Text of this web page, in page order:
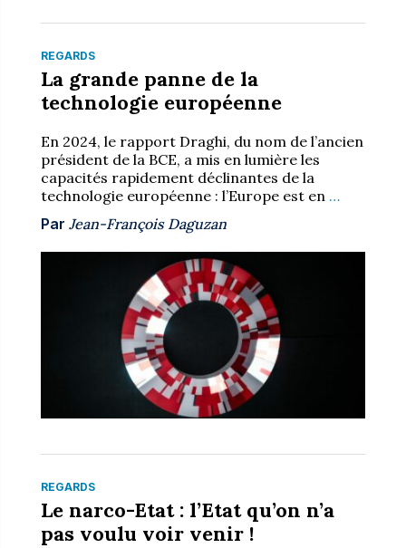
REGARDS
La grande panne de la
technologie européenne
En 2024, le rapport Draghi, du nom de l’ancien
président de la BCE, a mis en lumière les
capacités rapidement déclinantes de la
technologie européenne : l’Europe est en …
Par Jean-François Daguzan
REGARDS
Le narco-Etat : l’Etat qu’on n’a
pas voulu voir venir !